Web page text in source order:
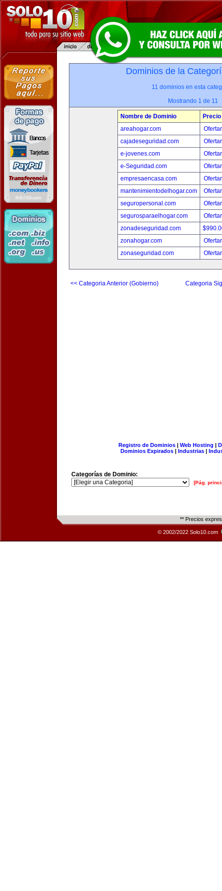
Dominios de la
11 dominios en esta
Mostrando 1 de 11
Nombre de Dominio
Precio
areahogar.com
cajadeseguridad.com
e-jovenes.com
e-Seguridad.com
empresaencasa.com
mantenimientodelhogar.com
seguropersonal.com
segurosparaelhogar.com
zonadeseguridad.com
zonahogar.com
zonaseguridad.com
<< Categoria Anterior (Gobierno) Categoria
Registro de Dominios| Web Hosting |
Dominios Expirados | Industrias |
Categorías de Dominio:
[Pág.
** Precios
© 2002/2022 Solo10.com